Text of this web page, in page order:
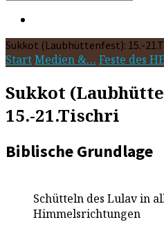
Sukkot (Laubhüttenfest): 15.-
StartMedien &… Feste des
Sukkot
15.-21.Tischri
Biblische Grundlage
Schütteln des Lulav in
Himmelsrichtungen